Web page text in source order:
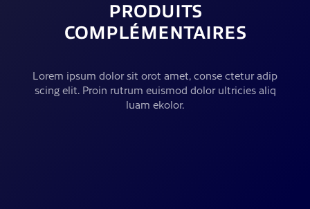
PRODUITS
COMPLÉMENTAIRES
Lorem ipsum dolor sit orot amet, conse ctetur adip
scing elit. Proin rutrum euismod dolor ultricies aliq
luam ekolor.